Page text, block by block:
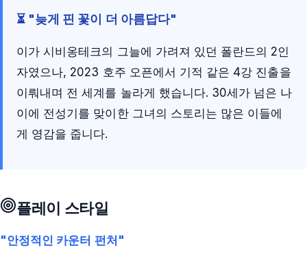
⏳ "늦게 핀 꽃이 더 아름답다"
이가 시비옹테크의 그늘에 가려져 있던 폴란드의 2인
자였으나, 2023 호주 오픈에서 기적 같은 4강 진출을
이뤄내며 전 세계를 놀라게 했습니다. 30세가 넘은 나
이에 전성기를 맞이한 그녀의 스토리는 많은 이들에
게 영감을 줍니다.
플레이 스타일
"안정적인 카운터 펀처"